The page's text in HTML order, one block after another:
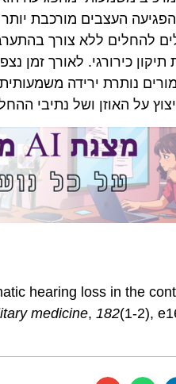
העצבים מורכבת
להחלים ללא צורך
תיקון כירורגי. לאורך
נותרת ירידה
על האוזן ושל נתיבי
hearing loss in the
medicine, 182(1-2),